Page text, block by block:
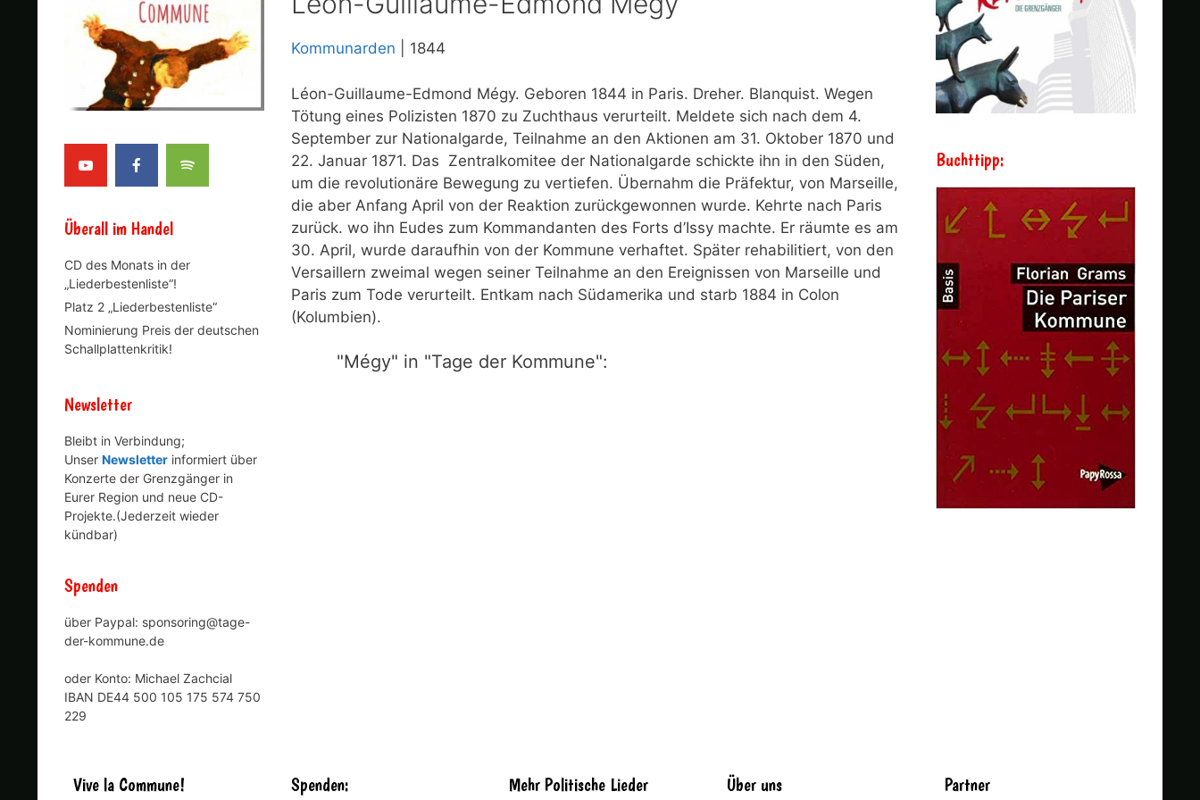
Kommunarden | 1844
Léon-Guillaume-Edmond Mégy. Geboren 1844 in Paris. Dreher. Blanquist. Wegen
Tötung eines Polizisten 1870 zu Zuchthaus verurteilt. Meldete sich nach dem 4.
September zur Nationalgarde, Teilnahme an den Aktionen am 31. Oktober 1870 und
22. Januar 1871. Das Zentralkomitee der Nationalgarde schickte ihn in den Süden,
um die revolutionäre Bewegung zu vertiefen. Übernahm die Präfektur, von Marseille,
die aber Anfang April von der Reaktion zurückgewonnen wurde. Kehrte nach Paris
zurück. wo ihn Eudes zum Kommandanten des Forts d’Issy machte. Er räumte es am
30. April, wurde daraufhin von der Kommune verhaftet. Später rehabilitiert, von den
Versaillern zweimal wegen seiner Teilnahme an den Ereignissen von Marseille und
Paris zum Tode verurteilt. Entkam nach Südamerika und starb 1884 in Colon
(Kolumbien).
"Mégy" in "Tage der Kommune":
Überall im Handel
CD des Monats in der
„Liederbestenliste“!
Platz 2 „Liederbestenliste“
Nominierung Preis der deutschen
Schallplattenkritik!
Newsletter
Bleibt in Verbindung;
Unser Newsletter informiert über
Konzerte der Grenzgänger in
Eurer Region und neue CD-
Projekte.(Jederzeit wieder
kündbar)
Spenden
über Paypal: sponsoring@tage-
der-kommune.de
oder Konto: Michael Zachcial
IBAN DE44 500 105 175 574 750
229
Buchttipp:
Vive la Commune! Spenden: Mehr Politische Lieder Über uns Partner